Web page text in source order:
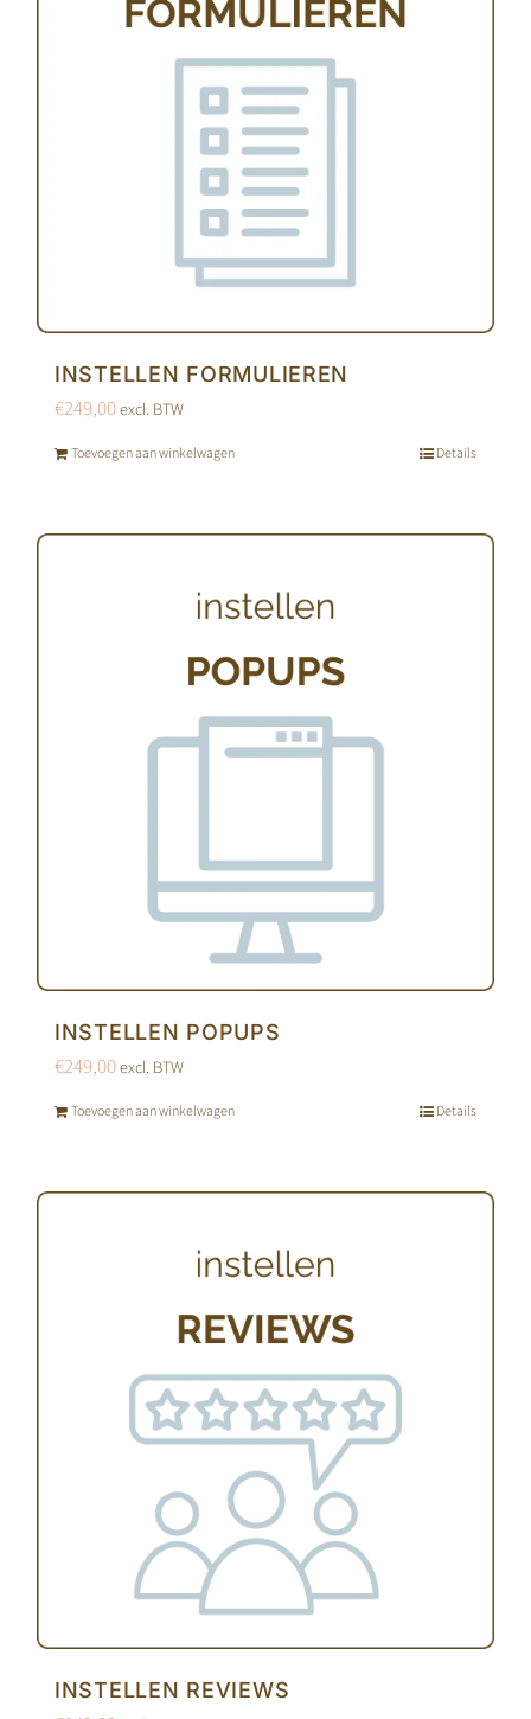
INSTELLEN FORMULIEREN
€249,00excl. BTW
Toevoegen aan winkelwagen Details
INSTELLEN POPUPS
€249,00excl. BTW
Toevoegen aan winkelwagen Details
INSTELLEN REVIEWS